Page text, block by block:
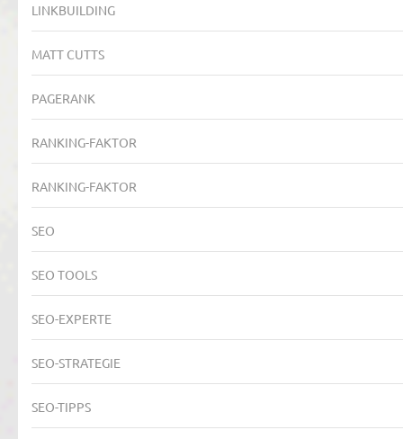
LINKBUILDING
MATT CUTTS
PAGERANK
RANKING-FAKTOR
RANKING-FAKTOR
SEO
SEO TOOLS
SEO-EXPERTE
SEO-STRATEGIE
SEO-TIPPS